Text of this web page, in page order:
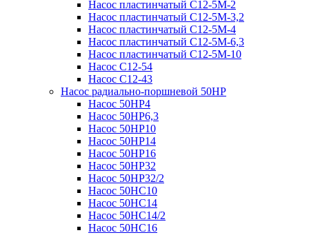
Насос пластинчатый С12-5М-2
Насос пластинчатый С12-5М-3,2
Насос пластинчатый С12-5М-4
Насос пластинчатый С12-5М-6,3
Насос пластинчатый С12-5М-10
Насос С12-54
Насос С12-43
Насос радиально-поршневой 50НР
Насос 50НР4
Насос 50НР6,3
Насос 50НР10
Насос 50НР14
Насос 50НР16
Насос 50НР32
Насос 50НР32/2
Насос 50НС10
Насос 50НС14
Насос 50НС14/2
Насос 50НС16